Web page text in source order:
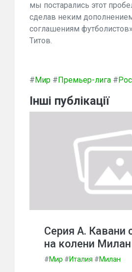
мы постарались этот
сделав неким
соглашениям
Титов.
#Мир #Премьер-лига #
Інші публікації
Серия А. Кавани
на колени Милан
#Мир #Италия #Милан